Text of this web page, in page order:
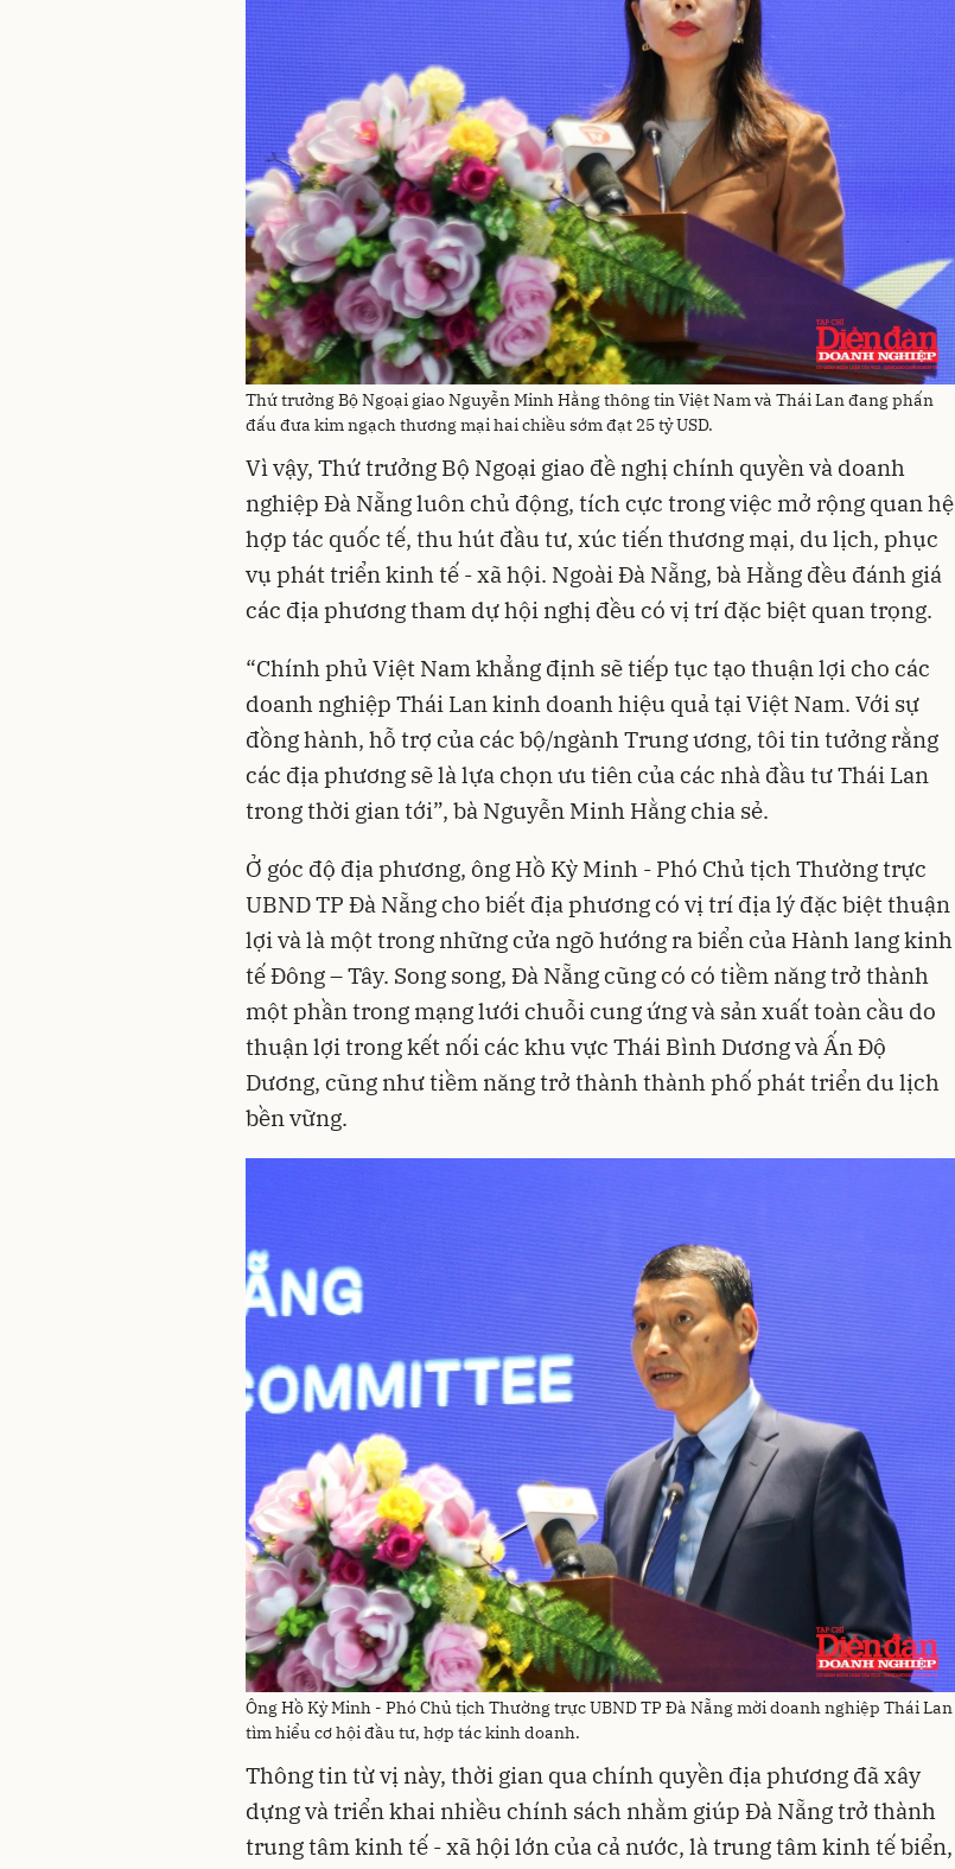
Thứ trưởng Bộ Ngoại giao Nguyễn Minh Hằng thông tin Việt Nam và Thái Lan đang phấn
đấu đưa kim ngạch thương mại hai chiều sớm đạt 25 tỷ USD.
Vì vậy, Thứ trưởng Bộ Ngoại giao đề nghị chính quyền và doanh
nghiệp Đà Nẵng luôn chủ động, tích cực trong việc mở rộng quan hệ
hợp tác quốc tế, thu hút đầu tư, xúc tiến thương mại, du lịch, phục
vụ phát triển kinh tế - xã hội. Ngoài Đà Nẵng, bà Hằng đều đánh giá
các địa phương tham dự hội nghị đều có vị trí đặc biệt quan trọng.
“Chính phủ Việt Nam khẳng định sẽ tiếp tục tạo thuận lợi cho các
doanh nghiệp Thái Lan kinh doanh hiệu quả tại Việt Nam. Với sự
đồng hành, hỗ trợ của các bộ/ngành Trung ương, tôi tin tưởng rằng
các địa phương sẽ là lựa chọn ưu tiên của các nhà đầu tư Thái Lan
trong thời gian tới”, bà Nguyễn Minh Hằng chia sẻ.
Ở góc độ địa phương, ông Hồ Kỳ Minh - Phó Chủ tịch Thường trực
UBND TP Đà Nẵng cho biết địa phương có vị trí địa lý đặc biệt thuận
lợi và là một trong những cửa ngõ hướng ra biển của Hành lang kinh
tế Đông – Tây. Song song, Đà Nẵng cũng có có tiềm năng trở thành
một phần trong mạng lưới chuỗi cung ứng và sản xuất toàn cầu do
thuận lợi trong kết nối các khu vực Thái Bình Dương và Ấn Độ
Dương, cũng như tiềm năng trở thành thành phố phát triển du lịch
bền vững.
Ông Hồ Kỳ Minh - Phó Chủ tịch Thường trực UBND TP Đà Nẵng mời doanh nghiệp Thái Lan
tìm hiểu cơ hội đầu tư, hợp tác kinh doanh.
Thông tin từ vị này, thời gian qua chính quyền địa phương đã xây
dựng và triển khai nhiều chính sách nhằm giúp Đà Nẵng trở thành
trung tâm kinh tế - xã hội lớn của cả nước, là trung tâm kinh tế biển,